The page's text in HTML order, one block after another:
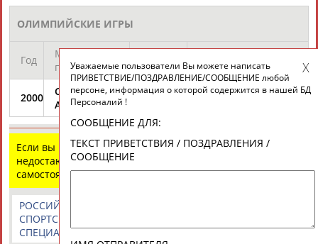
ОЛИМПИЙСКИЕ ИГРЫ
Год
Место
проведения
место
2000
Сидней,
Австралия
Теннис: одиночный
Если вы нашли ошибку в данных или имеете
недостающую информацию, внесите изменения
самостоятельно
КОММЕНТАРИИ
ОРГАНИЗАЦИИ
РОССИЙСКИЕ
СПОРТСМЕНЫ,
СПЕЦИАЛИСТЫ
Уважаемые пользователи Вы можете написать
ПРИВЕТСТВИЕ/ПОЗДРАВЛЕНИЕ/СООБЩЕНИЕ любой
персоне, информация о которой содержится в нашей БД
Персоналий !
СООБЩЕНИЕ ДЛЯ:
ТЕКСТ ПРИВЕТСТВИЯ / ПОЗДРАВЛЕНИЯ /
СООБЩЕНИЕ